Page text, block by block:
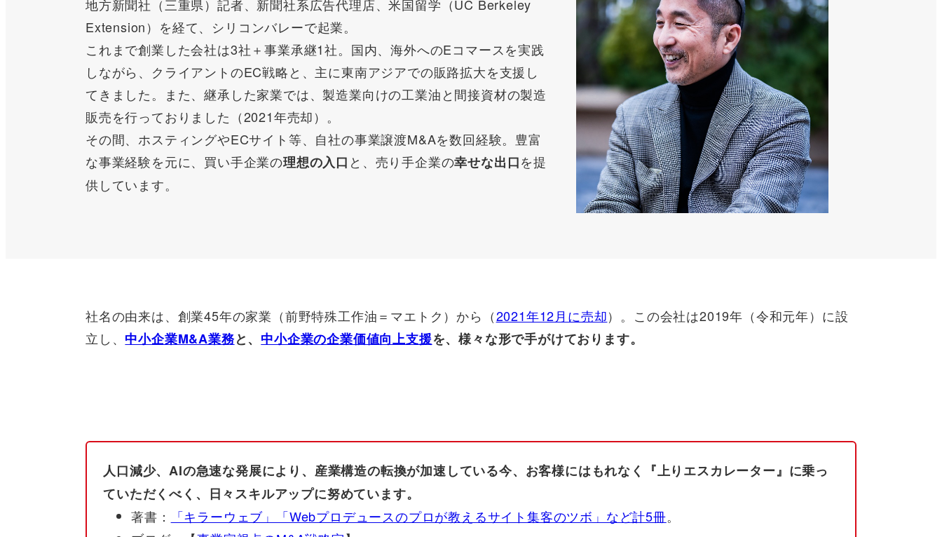
地方新聞社（三重県）記者、新聞社系広告代理店、米国留学（UC Berkeley
Extension）を経て、シリコンバレーで起業。
これまで創業した会社は3社＋事業承継1社。国内、海外へのEコマースを実践
しながら、クライアントのEC戦略と、主に東南アジアでの販路拡大を支援し
てきました。また、継承した家業では、製造業向けの工業油と間接資材の製造
販売を行っておりました（2021年売却）。
その間、ホスティングやECサイト等、自社の事業譲渡M&Aを数回経験。豊富
な事業経験を元に、買い手企業の理想の入口 と、売り手企業の幸せな出口を提
供しています。
社名の由来は、創業45年の家業（前野特殊工作油＝マエトク）から（2021年12月に売却）。この会社は2019年（令和元年）に設
立し、 中小企業M&A業務と、 中小企業の企業価値向上支援を、様々な形で手がけております。
人口減少、AIの急速な発展により、産業構造の転換が加速している今、お客様にはもれなく『上りエスカレーター』に乗っ
ていただくべく、日々スキルアップに努めています。
著書：
「キラーウェブ」「Webプロデュースのプロが教えるサイト集客のツボ」など計5冊。